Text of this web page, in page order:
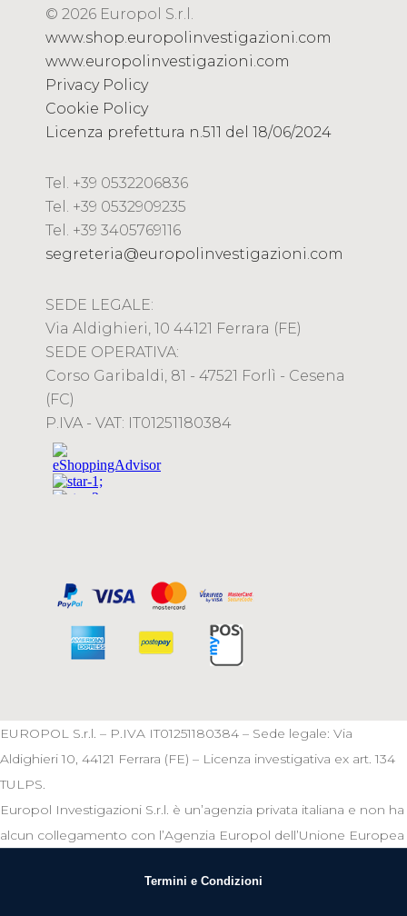
© 2026 Europol S.r.l.
www.shop.europolinvestigazioni.com
www.europolinvestigazioni.com
Privacy Policy
Cookie Policy
Licenza prefettura n.511 del 18/06/2024
Tel. +39 0532206836
Tel. +39 0532909235
Tel. +39 3405769116
segreteria@europolinvestigazioni.com
SEDE LEGALE:
Via Aldighieri, 10 44121 Ferrara (FE)
SEDE OPERATIVA:
Corso Garibaldi, 81 - 47521 Forlì - Cesena
(FC)
P.IVA - VAT: IT01251180384
EUROPOL S.r.l. – P.IVA IT01251180384 – Sede legale: Via
Aldighieri 10, 44121 Ferrara (FE) – Licenza investigativa ex art. 134
TULPS.
Europol Investigazioni S.r.l. è un’agenzia privata italiana e non ha
alcun collegamento con l’Agenzia Europol dell’Unione Europea
Termini e Condizioni